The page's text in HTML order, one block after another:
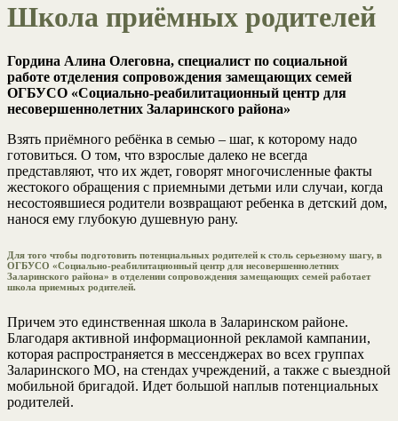
Школа приёмных родителей
Гордина Алина Олеговна, специалист по социальной
работе отделения сопровождения замещающих семей
ОГБУСО «Социально-реабилитационный центр для
несовершеннолетних Заларинского района»
Взять приёмного ребёнка в семью – шаг, к которому надо
готовиться. О том, что взрослые далеко не всегда
представляют, что их ждет, говорят многочисленные факты
жестокого обращения с приемными детьми или случаи, когда
несостоявшиеся родители возвращают ребенка в детский дом,
нанося ему глубокую душевную рану.
Для того чтобы подготовить потенциальных родителей к столь серьезному шагу, в
ОГБУСО «Социально-реабилитационный центр для несовершеннолетних
Заларинского района» в отделении сопровождения замещающих семей работает
школа приемных родителей.
Причем это единственная школа в Заларинском районе.
Благодаря активной информационной рекламой кампании,
которая распространяется в мессенджерах во всех группах
Заларинского МО, на стендах учреждений, а также с выездной
мобильной бригадой. Идет большой наплыв потенциальных
родителей.